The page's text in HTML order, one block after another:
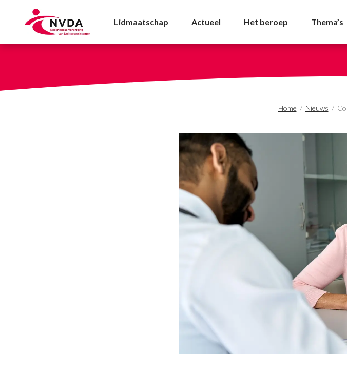
Coronaprik najaar 2023 - NVDA
Lidmaatschap Actueel Het beroep Thema’s
Home / Nieuws /